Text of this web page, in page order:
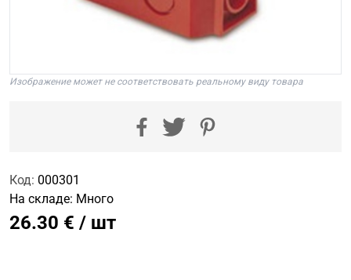
Изображение может не соответствовать реальному виду товара
Код: 000301
На складе: Много
26.30 € / шт